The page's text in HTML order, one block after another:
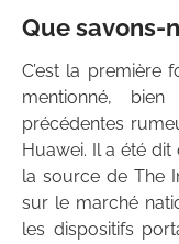
Que savons-
C’est la première
mentionné,
précédentes
Huawei. Il a été dit
la source de The
sur le marché
les dispositifs